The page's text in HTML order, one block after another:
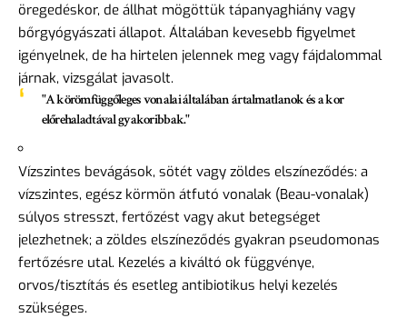
öregedéskor, de állhat mögöttük tápanyaghiány vagy
bőrgyógyászati állapot. Általában kevesebb figyelmet
igényelnek, de ha hirtelen jelennek meg vagy fájdalommal
járnak, vizsgálat javasolt.
"A körömfüggőleges vonalai általában ártalmatlanok és a kor
előrehaladtával gyakoribbak."
Vízszintes bevágások, sötét vagy zöldes elszíneződés: a
vízszintes, egész körmön átfutó vonalak (Beau-vonalak)
súlyos stresszt, fertőzést vagy akut betegséget
jelezhetnek; a zöldes elszíneződés gyakran pseudomonas
fertőzésre utal. Kezelés a kiváltó ok függvénye,
orvos/tisztítás és esetleg antibiotikus helyi kezelés
szükséges.